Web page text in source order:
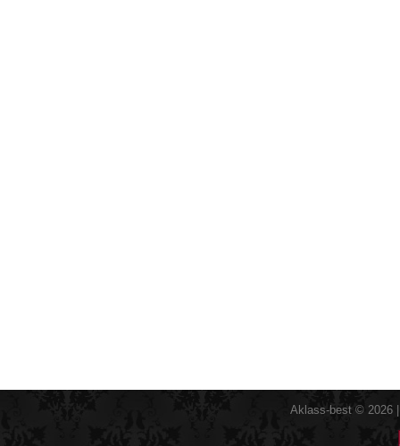
Aklass-best © 2026